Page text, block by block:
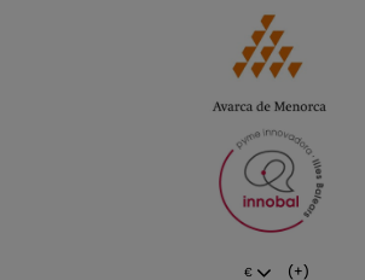
€ (+)